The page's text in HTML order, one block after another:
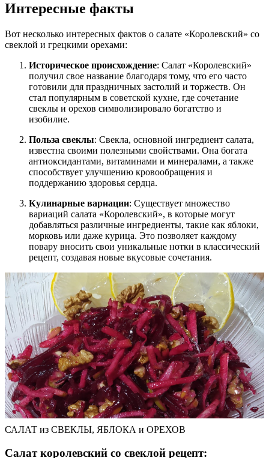
Интересные факты
Вот несколько интересных фактов о салате «Королевский» со
свеклой и грецкими орехами:
Историческое происхождение: Салат «Королевский»
получил свое название благодаря тому, что его часто
готовили для праздничных застолий и торжеств. Он
стал популярным в советской кухне, где сочетание
свеклы и орехов символизировало богатство и
изобилие.
Польза свеклы: Свекла, основной ингредиент салата,
известна своими полезными свойствами. Она богата
антиоксидантами, витаминами и минералами, а также
способствует улучшению кровообращения и
поддержанию здоровья сердца.
Кулинарные вариации: Существует множество
вариаций салата «Королевский», в которые могут
добавляться различные ингредиенты, такие как яблоки,
морковь или даже курица. Это позволяет каждому
повару вносить свои уникальные нотки в классический
рецепт, создавая новые вкусовые сочетания.
САЛАТ из СВЕКЛЫ, ЯБЛОКА и ОРЕХОВ
Салат королевский со свеклой рецепт: